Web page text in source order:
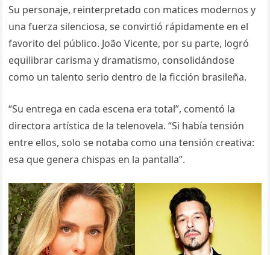
Su personaje, reinterpretado con matices modernos y
una fuerza silenciosa, se convirtió rápidamente en el
favorito del público. João Vicente, por su parte, logró
equilibrar carisma y dramatismo, consolidándose
como un talento serio dentro de la ficción brasileña.
“Su entrega en cada escena era total”, comentó la
directora artística de la telenovela. “Si había tensión
entre ellos, solo se notaba como una tensión creativa:
esa que genera chispas en la pantalla”.